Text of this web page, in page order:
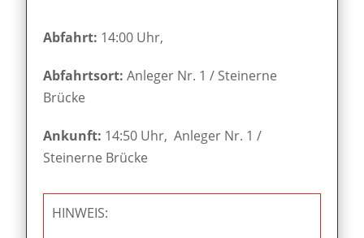
Abfahrt: 14:00 Uhr,
Abfahrtsort:Anleger Nr. 1 / Steinerne
Brücke
Ankunft: 14:50 Uhr, Anleger Nr. 1 /
Steinerne Brücke
HINWEIS: